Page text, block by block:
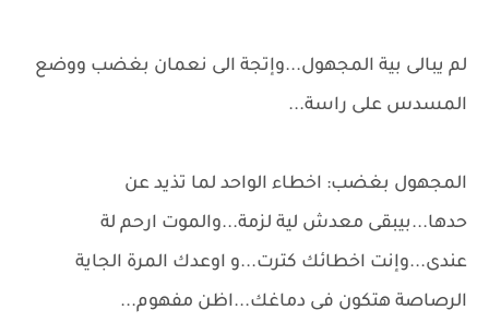
لم يبالى بية المجهول...وإتجة الى نعمان بغضب ووضع
المسدس على راسة...
المجهول بغضب: اخطاء الواحد لما تذيد عن
حدها...بيبقى معدش لية لزمة...والموت ارحم لة
عندى...وإنت اخطائك كترت...و اوعدك المرة الجاية
الرصاصة هتكون فى دماغك...اظن مفهوم...